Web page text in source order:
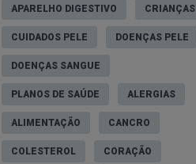
APARELHO DIGESTIVO CRIANÇAS
CUIDADOS PELE DOENÇAS PELE
DOENÇAS SANGUE
PLANOS DE SAÚDE ALERGIAS
ALIMENTAÇÃO CANCRO
COLESTEROL CORAÇÃO